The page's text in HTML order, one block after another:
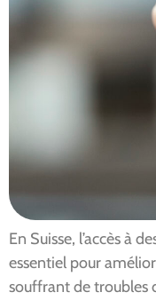
En Suisse, l’accès à
essentiel pour
souffrant de troubles